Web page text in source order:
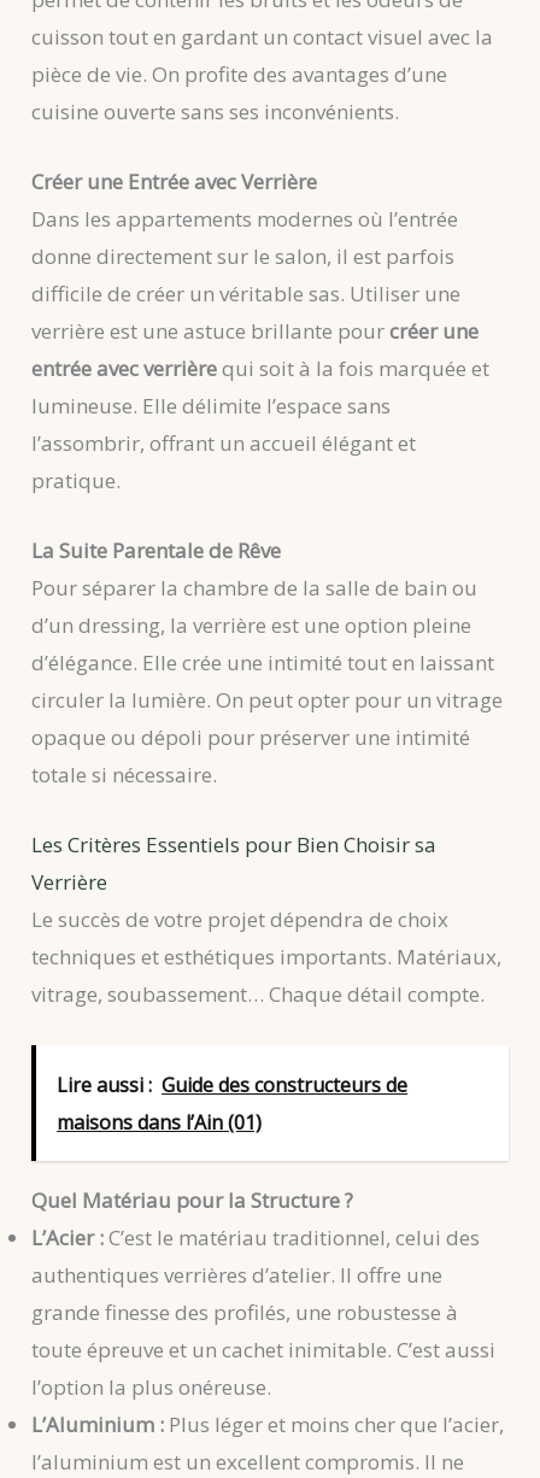
cuisson tout en gardant un contact visuel avec la
pièce de vie. On profite des avantages d’une
cuisine ouverte sans ses inconvénients.
Créer une Entrée avec Verrière
Dans les appartements modernes où l’entrée
donne directement sur le salon, il est parfois
difficile de créer un véritable sas. Utiliser une
verrière est une astuce brillante pourcréer une
entrée avec verrièrequi soit à la fois marquée et
lumineuse. Elle délimite l’espace sans
l’assombrir, offrant un accueil élégant et
pratique.
La Suite Parentale de Rêve
Pour séparer la chambre de la salle de bain ou
d’un dressing, la verrière est une option pleine
d’élégance. Elle crée une intimité tout en laissant
circuler la lumière. On peut opter pour un vitrage
opaque ou dépoli pour préserver une intimité
totale si nécessaire.
Les Critères Essentiels pour Bien Choisir sa
Verrière
Le succès de votre projet dépendra de choix
techniques et esthétiques importants. Matériaux,
vitrage, soubassement… Chaque détail compte.
Lire aussi : Guide des constructeurs de
maisons dans l’Ain (01)
Quel Matériau pour la Structure ?
L’Acier :C’est le matériau traditionnel, celui des
authentiques verrières d’atelier. Il offre une
grande finesse des profilés, une robustesse à
toute épreuve et un cachet inimitable. C’est aussi
l’option la plus onéreuse.
L’Aluminium : Plus léger et moins cher que l’acier,
l’aluminium est un excellent compromis. Il ne